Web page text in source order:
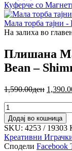
Куферче со
Mала торба тајни -
На залиха во
Плишана
Bean –
1,590.00ден
Додај во кошница
SKU: 4253 / 19303
Креативни
Сподели Facebook